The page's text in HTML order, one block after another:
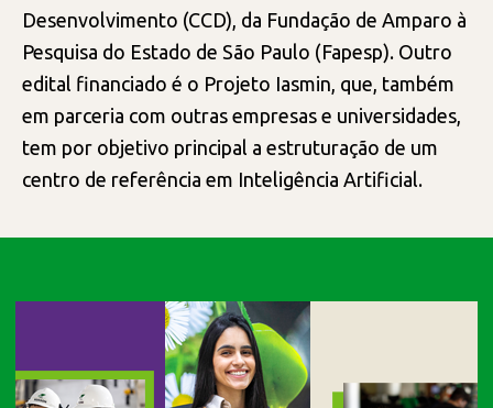
Desenvolvimento (CCD), da Fundação de Amparo à
Pesquisa do Estado de São Paulo (Fapesp). Outro
edital financiado é o Projeto Iasmin, que, também
em parceria com outras empresas e universidades,
tem por objetivo principal a estruturação de um
centro de referência em Inteligência Artificial.